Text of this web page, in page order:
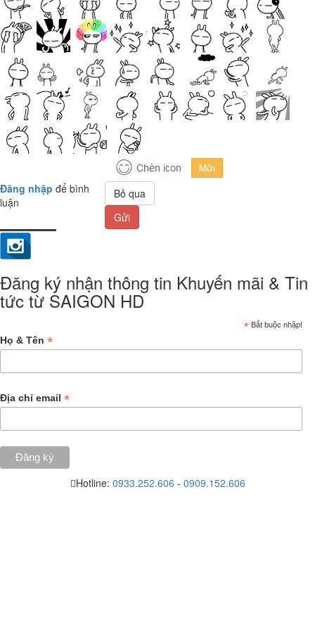
Đăng nhập để bình
luận
Bỏ qua
Gửi
Đăng ký nhận thông tin Khuyến mãi & Tin
tức từ SAIGON HD
* Bắt buộc nhập!
Họ & Tên *
Địa chỉ email *
Hotline: 0933.252.606 - 0909.152.606